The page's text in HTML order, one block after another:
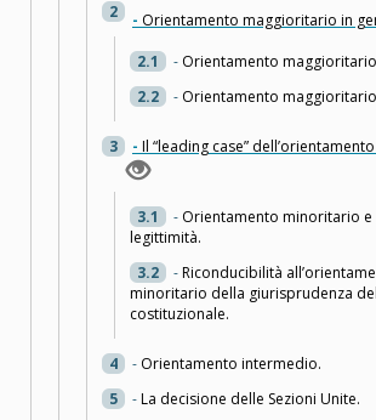
2
- Orientamento maggioritario in
2.1
- Orientamento
2.2
- Orientamento
3 - Il “leading case”
3.1 - Orientamento minoritario
legittimità.
3.2
-Riconducibilità
minoritario della giurisprudenza
costituzionale.
4 - Orientamento intermedio.
5
-La decisione delle Sezioni Unite.